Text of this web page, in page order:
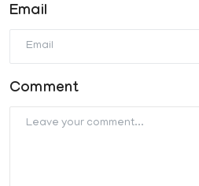
Email
Comment